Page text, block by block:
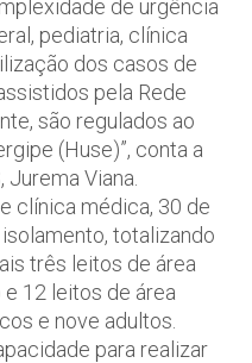
de urgência
pediatria, clínica
dos casos de
pela Rede
são regulados ao
(Huse)”, conta a
Viana.
clínica médica, 30 de
totalizando
três leitos de área
12 leitos de área
e nove adultos.
para realizar